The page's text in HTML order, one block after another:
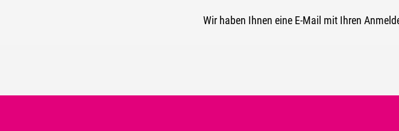
Wir haben Ihnen eine E-Mail mit Ihren